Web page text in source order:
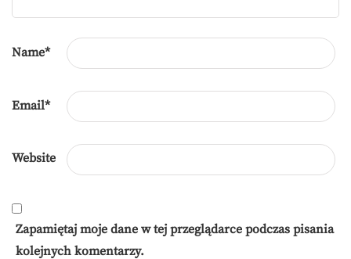
Name*
Email*
Website
Zapamiętaj moje dane w tej przeglądarce podczas pisania
kolejnych komentarzy.